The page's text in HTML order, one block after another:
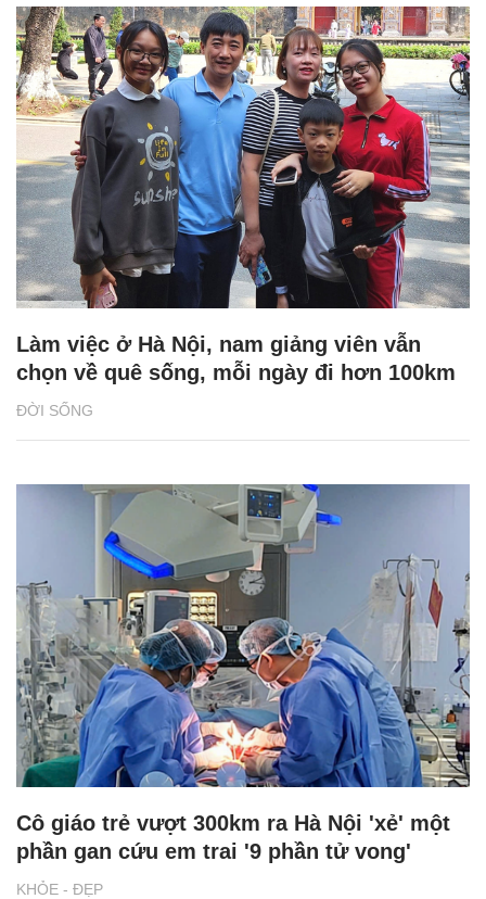
ĐỜI SỐNG
Làm việc ở Hà Nội, nam giảng viên vẫn
chọn về quê sống, mỗi ngày đi hơn 100km
KHỎE - ĐẸP
Cô giáo trẻ vượt 300km ra Hà Nội 'xẻ' một
phần gan cứu em trai '9 phần tử vong'